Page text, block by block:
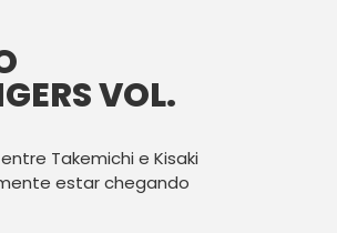
VOL.
Takemichi e Kisaki
estar chegando